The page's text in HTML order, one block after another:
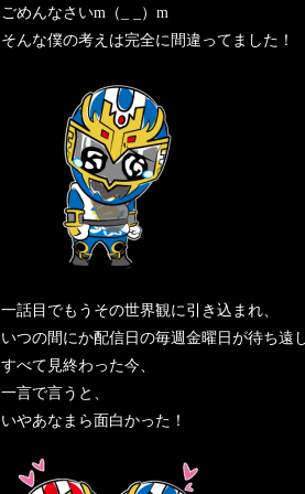
ごめんなさいm（_ _）m
そんな僕の考えは完全に間違ってました！
一話目でもうその世界観に引き込まれ、
いつの間にか配信日の毎週金曜日が待ち遠
すべて見終わった今、
一言で言うと、
いやあなまら面白かった！